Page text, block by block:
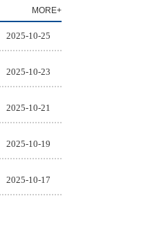
MORE+
2025-10-25
2025-10-23
2025-10-21
2025-10-19
2025-10-17